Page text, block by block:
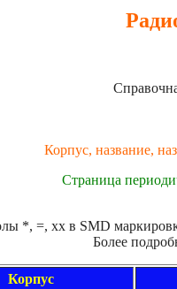
Корпус, название,
Страница
*, =, xx в SMD
Более
Корпус